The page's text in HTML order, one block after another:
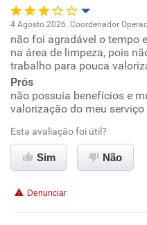
Recomenda esta empresa
Recomenda a diretoria
Oportunidade de promoção
Ambiente de trabalho
Conciliação com a vida
Benefícios
4 Agosto 2026. Coordenador
não foi agradável o tempo
na área de limpeza, pois
trabalho para pouca
Prós
não possuía benefícios e
valorização do meu serviço
Esta avaliação foi útil?
Sim Não
Denunciar